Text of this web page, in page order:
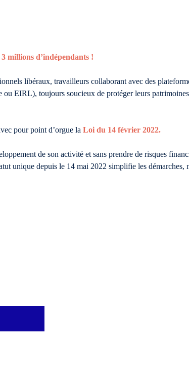
3 millions d’indépendants !
libéraux, travailleurs collaborant avec des
ou EIRL), toujours soucieux de protéger leurs patrimoines
pour point d’orgue la Loi du 14 février 2022.
de son activité et sans prendre de risques
unique depuis le 14 mai 2022 simplifie les démarches,